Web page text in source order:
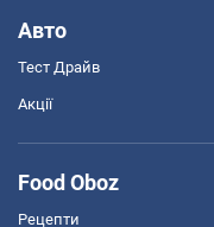
Авто
Тест Драйв
Акції
Food Oboz
Рецепти